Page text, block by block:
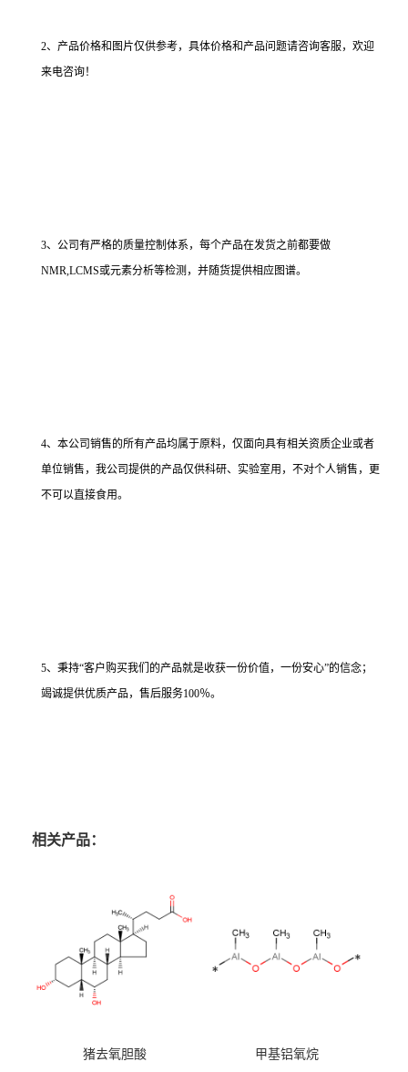
2、产品价格和图片仅供参考，具体价格和产品问题请咨询客服，欢迎
来电咨询！
3、公司有严格的质量控制体系，每个产品在发货之前都要做
NMR,LCMS或元素分析等检测，并随货提供相应图谱。
4、本公司销售的所有产品均属于原料，仅面向具有相关资质企业或者
单位销售，我公司提供的产品仅供科研、实验室用，不对个人销售，更
不可以直接食用。
5、秉持“客户购买我们的产品就是收获一份价值，一份安心”的信念；
竭诚提供优质产品，售后服务100％。
相关产品：
猪去氧胆酸 甲基铝氧烷